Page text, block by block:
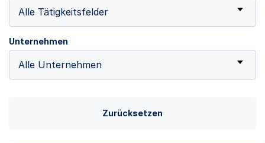
Alle Tätigkeitsfelder
Unternehmen
Alle Unternehmen
Zurücksetzen